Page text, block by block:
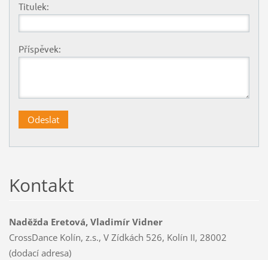
Titulek:
Příspěvek:
Kontakt
Naděžda Eretová, Vladimír Vidner
CrossDance Kolín, z.s., V Zídkách 526, Kolín II, 28002
(dodací adresa)